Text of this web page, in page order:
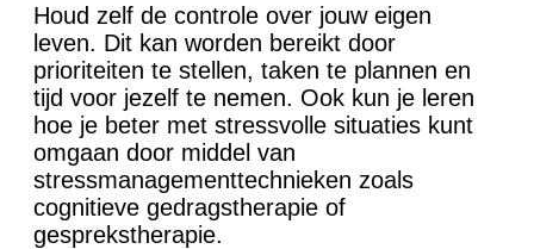
Houd zelf de controle over jouw eigen
leven. Dit kan worden bereikt door
prioriteiten te stellen, taken te plannen en
tijd voor jezelf te nemen. Ook kun je leren
hoe je beter met stressvolle situaties kunt
omgaan door middel van
stressmanagementtechnieken zoals
cognitieve gedragstherapie of
gesprekstherapie.